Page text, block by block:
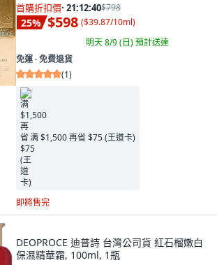
首購折扣價· 21:12:39$798
25% $598 ($39.87/10ml)
明天 8/9 (日)預計送達
免運 ∙ 免費退貨
(1)
满 $1,500 再省 $75 (王道卡)
即將售完
DEOPROCE 迪普詩 台灣公司貨 紅石榴嫩白
保濕精華霜, 100ml, 1瓶